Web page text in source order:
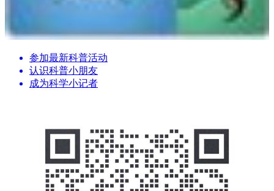
参加最新科普活动
认识科普小朋友
成为科学小记者